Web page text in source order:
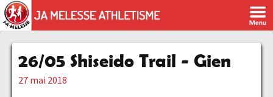
26/05 Shiseido Trail - Gien
27 mai 2018